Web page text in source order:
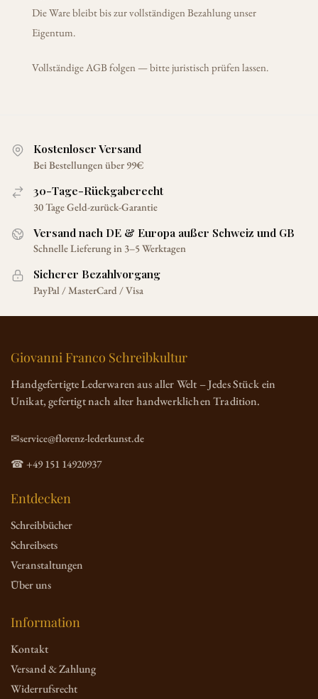
Die Ware bleibt bis zur vollständigen Bezahlung unser
Eigentum.
Vollständige AGB folgen — bitte juristisch prüfen lassen.
Kostenloser Versand
Bei Bestellungen über 99€
30-Tage-Rückgaberecht
30 Tage Geld-zurück-Garantie
Versand nach DE & Europa außer Schweiz und GB
Schnelle Lieferung in 3–5 Werktagen
Sicherer Bezahlvorgang
PayPal / MasterCard / Visa
Giovanni Franco Schreibkultur
Handgefertigte Lederwaren aus aller Welt – Jedes Stück ein
Unikat, gefertigt nach alter handwerklichen Tradition.
✉service@florenz-lederkunst.de
☎ +49 151 14920937
Entdecken
Schreibbücher
Schreibsets
Veranstaltungen
Über uns
Information
Kontakt
Versand & Zahlung
Widerrufsrecht